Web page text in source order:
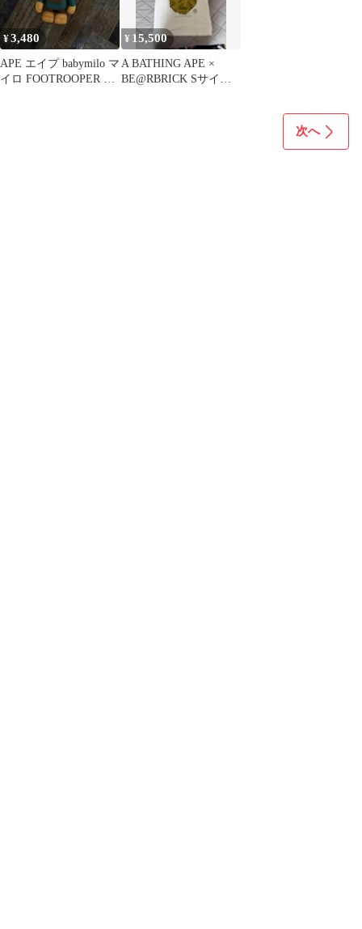
¥3,480
APE エイプ babymilo マ
イロ FOOTROOPER フ
¥ 15,500
A BATHING APE ×
BE@RBRICK Sサイズ
次へ